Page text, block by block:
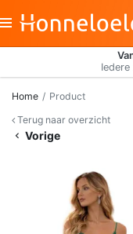
Home
Product
Terug naar overzicht
Vorige